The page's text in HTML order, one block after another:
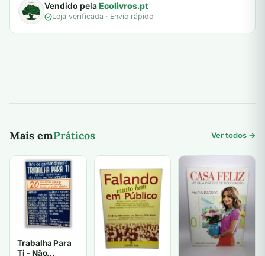
Vendido pelaEcolivros.pt
Loja verificada · Envio rápido
Mais emPráticos Ver todos →
Trabalha Para
Ti - Não